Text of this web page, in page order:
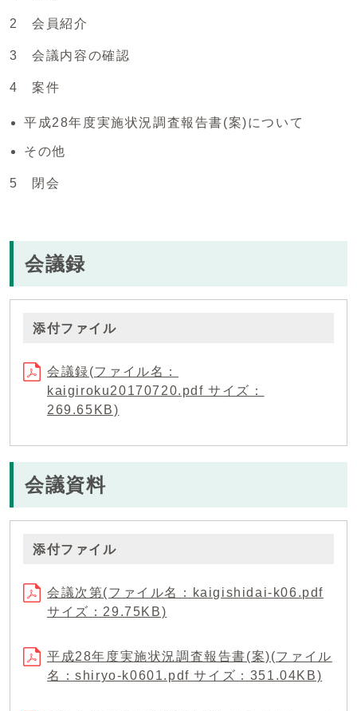
2 会員紹介
3 会議内容の確認
4 案件
平成28年度実施状況調査報告書(案)について
その他
5 閉会
会議録
添付ファイル
会議録(ファイル名：
kaigiroku20170720.pdf サイズ：
269.65KB)
会議資料
添付ファイル
会議次第(ファイル名：kaigishidai-k06.pdf
サイズ：29.75KB)
平成28年度実施状況調査報告書(案)(ファイル
名：shiryo-k0601.pdf サイズ：351.04KB)